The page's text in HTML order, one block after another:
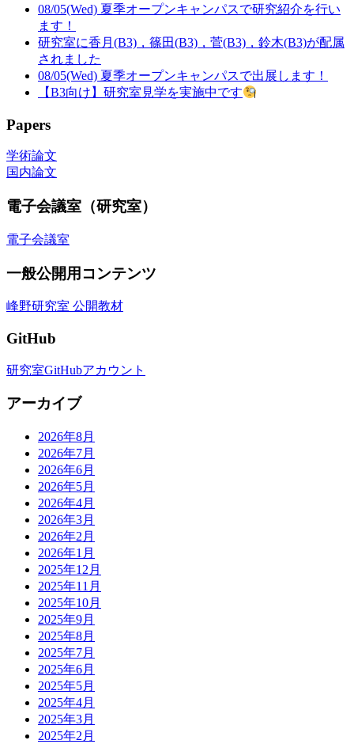
08/05(Wed) 夏季オープンキャンパスで研究紹介を行い
ます！
研究室に香月(B3)，篠田(B3)，菅(B3)，鈴木(B3)が配属
されました
08/05(Wed) 夏季オープンキャンパスで出展します！
【B3向け】研究室見学を実施中です
Papers
学術論文
国内論文
電子会議室（研究室）
電子会議室
一般公開用コンテンツ
峰野研究室 公開教材
GitHub
研究室GitHubアカウント
アーカイブ
2026年8月
2026年7月
2026年6月
2026年5月
2026年4月
2026年3月
2026年2月
2026年1月
2025年12月
2025年11月
2025年10月
2025年9月
2025年8月
2025年7月
2025年6月
2025年5月
2025年4月
2025年3月
2025年2月